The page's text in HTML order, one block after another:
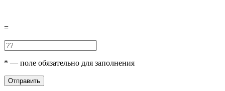
=
* — поле обязательно для заполнения
Отправить